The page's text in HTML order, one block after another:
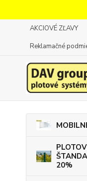
AKCIOVÉ ZĽAVY
Reklamačné
20%